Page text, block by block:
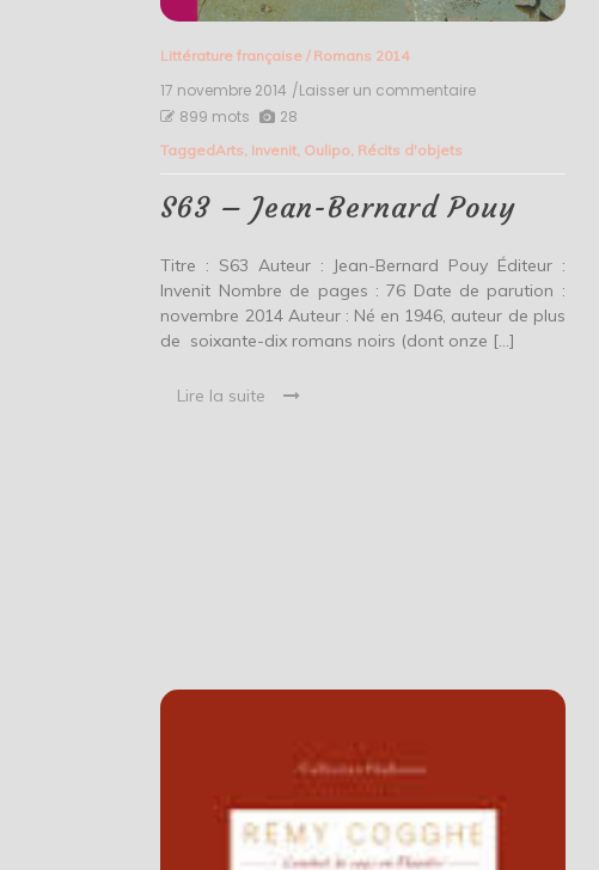
Littérature française / Romans 2014
17 novembre 2014 /Laisser un commentaire
899 mots 28
TaggedArts Invenit Oulipo Récits d'objets
S63 – Jean-Bernard Pouy
Titre : S63 Auteur : Jean-Bernard Pouy Éditeur :
Invenit Nombre de pages : 76 Date de parution :
novembre 2014 Auteur : Né en 1946, auteur de plus
de soixante-dix romans noirs (dont onze […]
Lire la suite